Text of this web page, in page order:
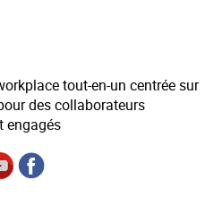
tout-en-un centrée sur
des collaborateurs
engagés